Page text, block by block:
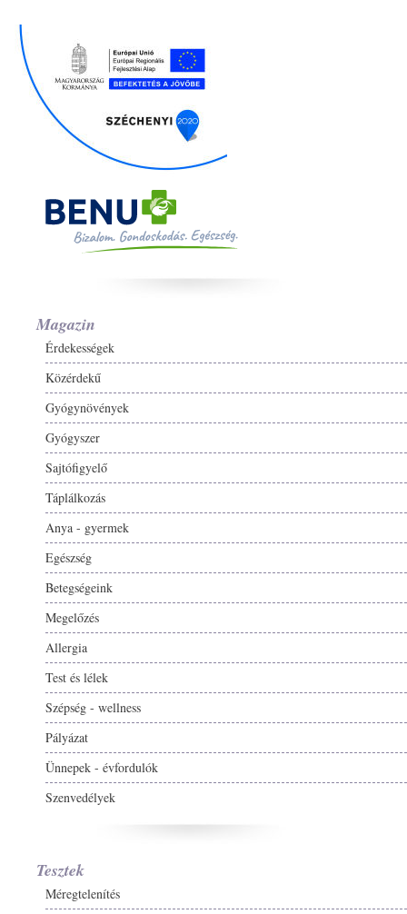
Magazin
Érdekességek
Közérdekű
Gyógynövények
Gyógyszer
Sajtófigyelő
Táplálkozás
Anya - gyermek
Egészség
Betegségeink
Megelőzés
Allergia
Test és lélek
Szépség - wellness
Pályázat
Ünnepek - évfordulók
Szenvedélyek
Tesztek
Méregtelenítés